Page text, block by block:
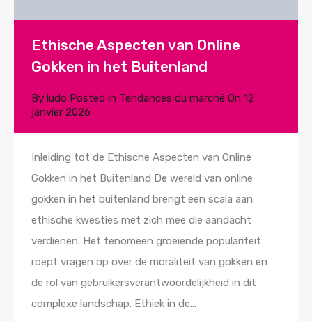
Ethische Aspecten van Online
Gokken in het Buitenland
By ludo Posted in Tendances du marché On 12
janvier 2026
Inleiding tot de Ethische Aspecten van Online
Gokken in het Buitenland De wereld van online
gokken in het buitenland brengt een scala aan
ethische kwesties met zich mee die aandacht
verdienen. Het fenomeen groeiende populariteit
roept vragen op over de moraliteit van gokken en
de rol van gebruikersverantwoordelijkheid in dit
complexe landschap. Ethiek in de…